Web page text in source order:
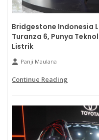
Bridgestone Indonesia
Turanza 6, Punya
Listrik
Panji Maulana
Continue Reading